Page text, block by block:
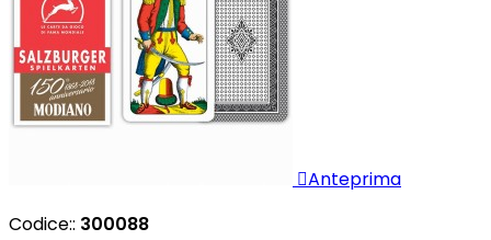
Anteprima
Codice:: 300088